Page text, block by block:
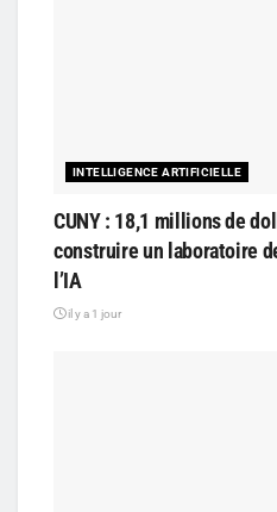
INTELLIGENCE ARTIFICIELLE
CUNY : 18,1 millions de
construire un laboratoire
l’IA
il y a 1 jour